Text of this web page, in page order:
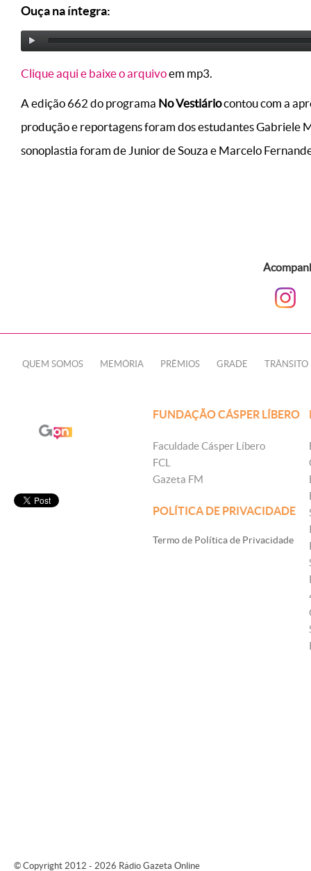
Ouça na íntegra:
Clique aqui e baixe o arquivoem mp3.
A edição 662 do programa No Vestiáriocontou com a
produção e reportagens foram dos estudantes Gabriele
sonoplastia foram de Junior de Souza e Marcelo
QUEM SOMOS MEMÓRIA PRÊMIOS GRADE TRÂNSITO
FUNDAÇÃO CÁSPER LÍBERO
Faculdade Cásper Líbero
FCL
Gazeta FM
POLÍTICA DE PRIVACIDADE
Termo de Política de Privacidade
© Copyright 2012 - 2026 Rádio Gazeta Online